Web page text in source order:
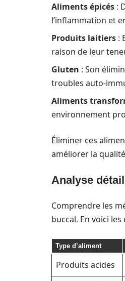
Aliments épicés :
l’inflammation et
Produits laitiers :
raison de leur
Gluten : Son
troubles auto-
Aliments
environnement
Éliminer ces
améliorer la
Analyse
Comprendre les
buccal. En voici les
Type d’aliment
Produits acides